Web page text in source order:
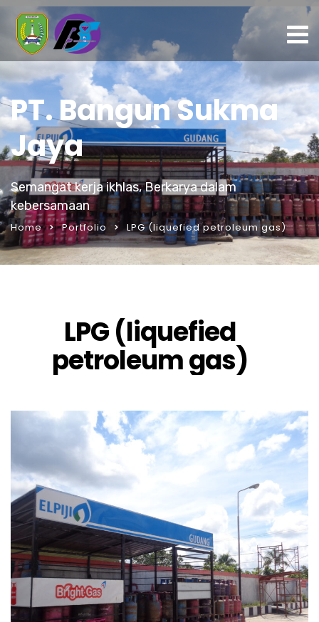
PT. Bangun Sukma
Jaya
Semangat kerja ikhlas, Berkarya dalam
kebersamaan
Home Portfolio LPG (liquefied petroleum gas)
LPG (liquefied
petroleum gas)
Oktober 2, 2023
DSC00519